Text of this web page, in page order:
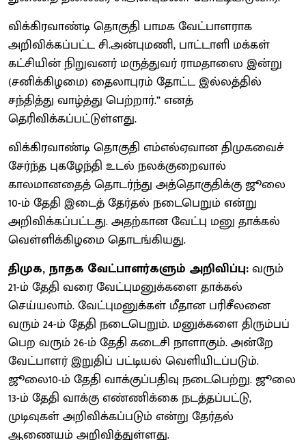
விக்கிரவாண்டி தொகுதி பாமக வேட்பாளராக
அறிவிக்கப்பட்ட சி.அன்புமணி, பாட்டாளி மக்கள்
கட்சியின் நிறுவனர் மருத்துவர் ராமதாஸை இன்று
(சனிக்கிழமை) தைலாபுரம் தோட்ட இல்லத்தில்
சந்தித்து வாழ்த்து பெற்றார்.” எனத்
தெரிவிக்கப்பட்டுள்ளது.
விக்கிரவாண்டி தொகுதி எம்எல்ஏவான திமுகவைச்
சேர்ந்த புகழேந்தி உடல் நலக்குறைவால்
காலமானதைத் தொடர்ந்து அத்தொகுதிக்கு ஜூலை
10-ம் தேதி இடைத் தேர்தல் நடைபெறும் என்று
அறிவிக்கப்பட்டது. அதற்கான வேட்பு மனு தாக்கல்
வெள்ளிக்கிழமை தொடங்கியது.
திமுக, நாதக வேட்பாளர்களும் அறிவிப்பு:வரும்
21-ம் தேதி வரை வேட்புமனுக்களை தாக்கல்
செய்யலாம். வேட்புமனுக்கள் மீதான பரிசீலனை
வரும் 24-ம் தேதி நடைபெறும். மனுக்களை திரும்பப்
பெற வரும் 26-ம் தேதி கடைசி நாளாகும். அன்றே
வேட்பாளர் இறுதிப் பட்டியல் வெளியிடப்படும்.
ஜூலை10-ம் தேதி வாக்குப்பதிவு நடைபெற்று. ஜூலை
13-ம் தேதி வாக்கு எண்ணிக்கை நடத்தப்பட்டு,
முடிவுகள் அறிவிக்கப்படும் என்று தேர்தல்
ஆணையம் அறிவித்துள்ளது.